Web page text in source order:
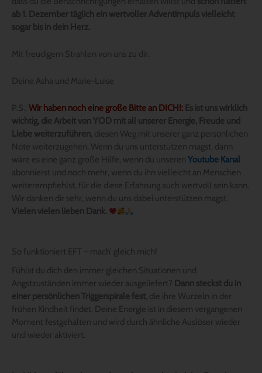
ab 1. Dezember täglich ein wertvoller Adventimpuls vielleicht
sogar bis in dein Herz.
Mit freudigem Strahlen von uns zu dir.
Deine Asha und Marie-Luise
P.S.: Wir haben noch eine große Bitte an DICH!: Es ist uns wirklich
wichtig, die Arbeit von YOD mit all unserer Energie, Freude und
Liebe weiterzuführen, diesen Weg mit unserer ganz persönlichen
Note weiterzugehen. Wenn du uns unterstützen magst, dann
wäre es eine ganz große Hilfe, wenn du unseren Youtube Kanal
abonnierst und noch mehr, wenn du ihn vielleicht an Menschen
weiterempfiehlst, für die diese Erfahrung auch wertvoll sein kann.
Wir danken dir sehr, wenn du uns dabei unterstützen magst.
Vielen vielen lieben Dank.
So funktioniert EFT – mach’ gleich mich!
Fühlst du dich den immer gleichen Situationen und
Angstzuständen immer wieder ausgeliefert? Dann steckst du in
einer persönlichen Triggerspirale fest, die ihre Wurzeln in der
frühen Kindheit findet. Deine Energie ist in diesem vergangenen
Moment festgehalten und wird durch ähnliche Auslöser wieder
und wieder aktiviert.